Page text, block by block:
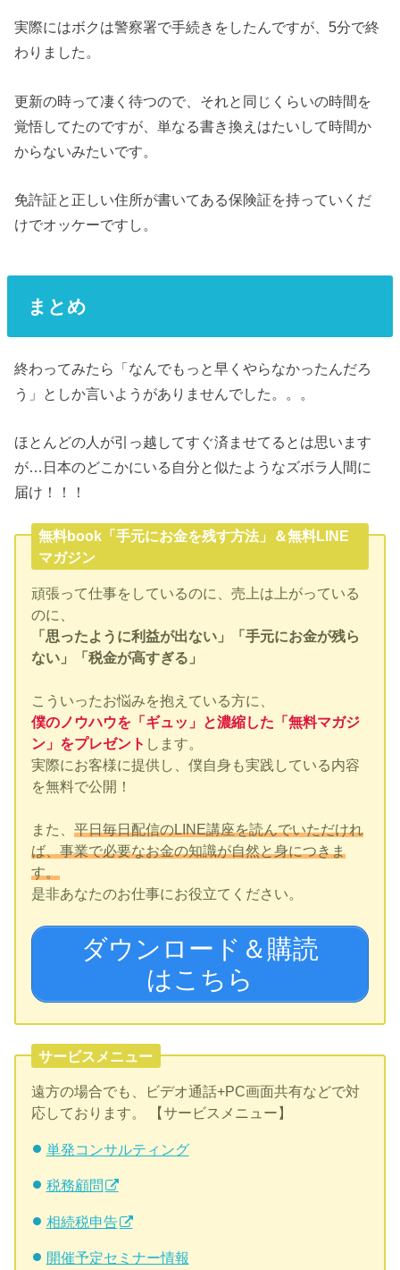
実際にはボクは警察署で手続きをしたんですが、5分で終
わりました。
更新の時って凄く待つので、それと同じくらいの時間を
覚悟してたのですが、単なる書き換えはたいして時間か
からないみたいです。
免許証と正しい住所が書いてある保険証を持っていくだ
けでオッケーですし。
まとめ
終わってみたら「なんでもっと早くやらなかったんだろ
う」としか言いようがありませんでした。。。
ほとんどの人が引っ越してすぐ済ませてるとは思います
が…日本のどこかにいる自分と似たようなズボラ人間に
届け！！！
無料book「手元にお金を残す方法」＆無料LINE
マガジン
頑張って仕事をしているのに、売上は上がっている
のに、
「思ったように利益が出ない」「手元にお金が残ら
ない」「税金が高すぎる」
こういったお悩みを抱えている方に、
僕のノウハウを「ギュッ」と濃縮した「無料マガジ
ン」をプレゼント します。
実際にお客様に提供し、僕自身も実践している内容
を無料で公開！
また、平日毎日配信のLINE講座を読んでいただけれ
ば、事業で必要なお金の知識が自然と身につきま
す。
是非あなたのお仕事にお役立てください。
ダウンロード＆購読
はこちら
サービスメニュー
遠方の場合でも、ビデオ通話+PC画面共有などで対
応しております。 【サービスメニュー】
単発コンサルティング
税務顧問
相続税申告
開催予定セミナー情報